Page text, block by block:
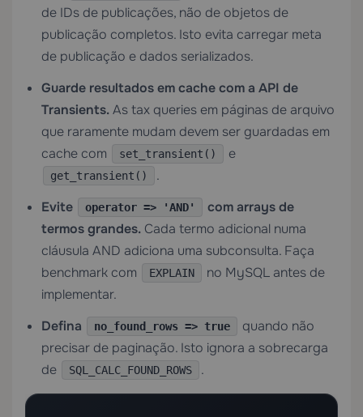
de IDs de publicações, não de objetos de
publicação completos. Isto evita carregar meta
de publicação e dados serializados.
Guarde resultados em cache com a API de
Transients.As tax queries em páginas de arquivo
que raramente mudam devem ser guardadas em
cache com
set_transient() e
get_transient()
.
Evite
operator => 'AND'
com arrays de
termos grandes. Cada termo adicional numa
cláusula AND adiciona uma subconsulta. Faça
benchmark com
EXPLAIN
no MySQL antes de
implementar.
Defina
no_found_rows => true
quando não
precisar de paginação. Isto ignora a sobrecarga
de
SQL_CALC_FOUND_ROWS .